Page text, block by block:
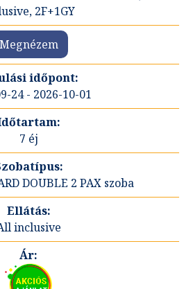
2F+1GY
Megnézem
24 - 2026-10-01
7 éj
DOUBLE 2 PAX szoba
inclusive